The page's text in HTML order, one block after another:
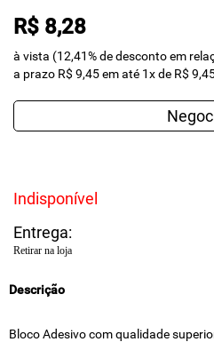
R$ 8,28
à vista (12,41% de desconto em
a prazo R$ 9,45 em até 1x de R$
Indisponível
Entrega:
Retirar na loja
Descrição
Bloco Adesivo com qualidade